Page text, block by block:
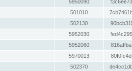
5950090
501010
502130
5952030
5952060
5970013
502370